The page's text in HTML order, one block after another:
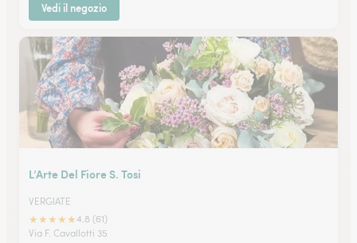
Vedi il negozio
L’Arte Del Fiore S. Tosi
VERGIATE
★★★★★4.8 (61)
Via F. Cavallotti 35